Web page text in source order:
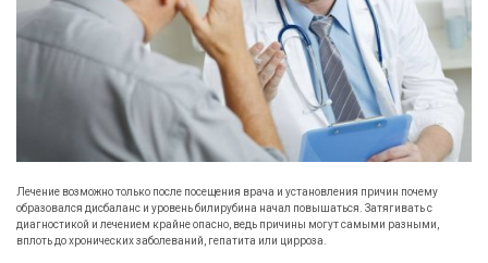
Лечение возможно только после посещения врача и установления причин почему
образовался дисбаланс и уровень билирубина начал повышаться. Затягивать с
диагностикой и лечением крайне опасно, ведь причины могут самыми разными,
вплоть до хронических заболеваний, гепатита или цирроза.